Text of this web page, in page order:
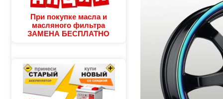
При покупке масла и
масляного фильтра
ЗАМЕНА БЕСПЛАТНО